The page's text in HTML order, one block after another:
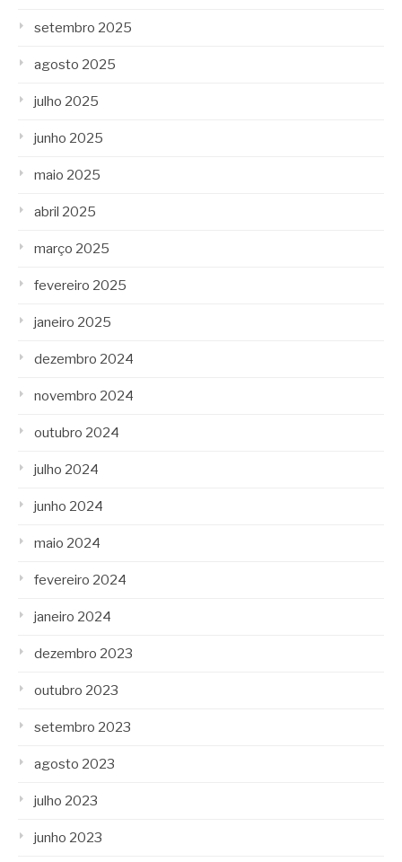
setembro 2025
agosto 2025
julho 2025
junho 2025
maio 2025
abril 2025
março 2025
fevereiro 2025
janeiro 2025
dezembro 2024
novembro 2024
outubro 2024
julho 2024
junho 2024
maio 2024
fevereiro 2024
janeiro 2024
dezembro 2023
outubro 2023
setembro 2023
agosto 2023
julho 2023
junho 2023